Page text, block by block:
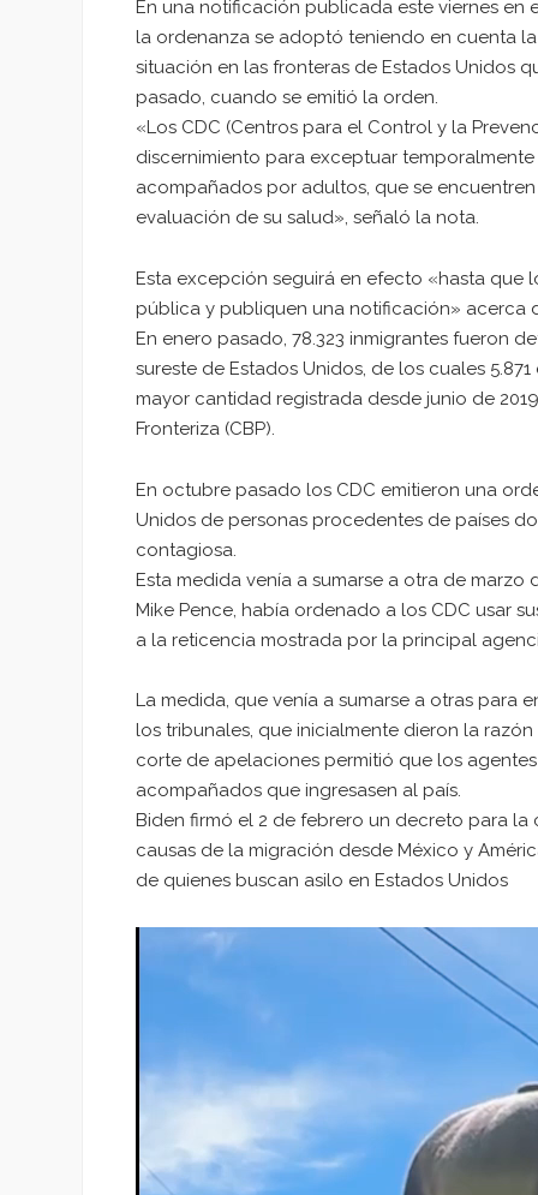
En una notificación publicada este viernes en
la ordenanza se adoptó teniendo en cuenta
situación en las fronteras de Estados Unidos
pasado, cuando se emitió la orden.
«Los CDC (Centros para el Control y la
discernimiento para exceptuar
acompañados por adultos, que se
evaluación de su salud», señaló la nota.
Esta excepción seguirá en efecto «hasta que
pública y publiquen una notificación» acerca
En enero pasado, 78.323 inmigrantes fueron
sureste de Estados Unidos, de los cuales
mayor cantidad registrada desde junio de
Fronteriza (CBP).
En octubre pasado los CDC emitieron una
Unidos de personas procedentes de países
contagiosa.
Esta medida venía a sumarse a otra de
Mike Pence, había ordenado a los CDC usar
a la reticencia mostrada por la principal
La medida, que venía a sumarse a otras para
los tribunales, que inicialmente dieron la
corte de apelaciones permitió que los
acompañados que ingresasen al país.
Biden firmó el 2 de febrero un decreto para
causas de la migración desde México y
de quienes buscan asilo en Estados Unidos
Reproductor